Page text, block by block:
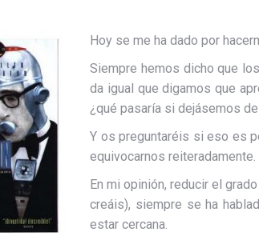
Hoy se me ha dado por
Siempre hemos dicho que los
da igual que digamos que
¿qué pasaría si dejásemos de
Y os preguntaréis si eso es
equivocarnos reiteradamente.
En mi opinión, reducir el
creáis), siempre se ha
estar cercana.